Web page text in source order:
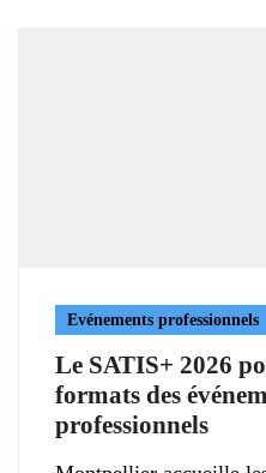
Evénements professionnels
Le SATIS+ 2026
formats des
professionnels